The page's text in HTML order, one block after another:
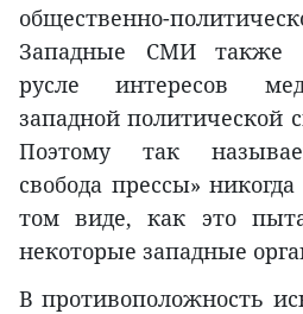
общественно-
Западные СМИ также
русле интересов
западной политической
Поэтому так
свобода прессы»
том виде, как это
некоторые западные
В противоположность